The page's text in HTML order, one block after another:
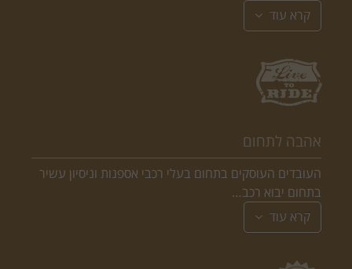
קרא עוד
אהבה לתחום
העובדים העוסקים בתחום בעלי רכבי אספנות וניסיון עשיר
בתחום יבוא רכב…
קרא עוד